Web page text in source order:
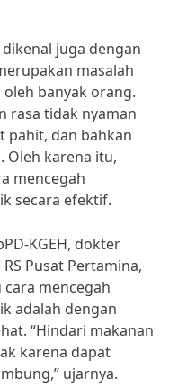
juga dengan
masalah
banyak orang.
rasa tidak nyaman
pahit, dan bahkan
Oleh karena itu,
mencegah
secara efektif.
KGEH, dokter
Pusat Pertamina,
mencegah
adalah dengan
“Hindari makanan
karena dapat
ujarnya.